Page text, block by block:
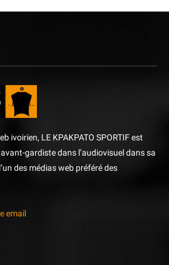
ivoirien, LE KPAKPATO SPORTIF est
gardiste dans l’audiovisuel dans sa
des médias web préféré des
email